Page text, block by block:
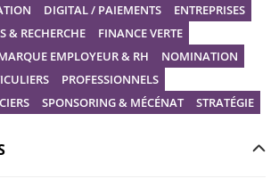
DIGITAL / PAIEMENTS
ENTREPRISES
& RECHERCHE
FINANCE VERTE
EMPLOYEUR & RH
NOMINATION
PROFESSIONNELS
SPONSORING & MÉCÉNAT STRATÉGIE